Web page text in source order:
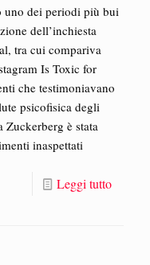
uno dei periodi più bui
dell’inchiesta
tra cui compariva
Is Toxic for
che testimoniavano
psicofisica degli
Zuckerberg è stata
inaspettati
Leggi tutto